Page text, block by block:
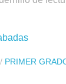
PRIMER